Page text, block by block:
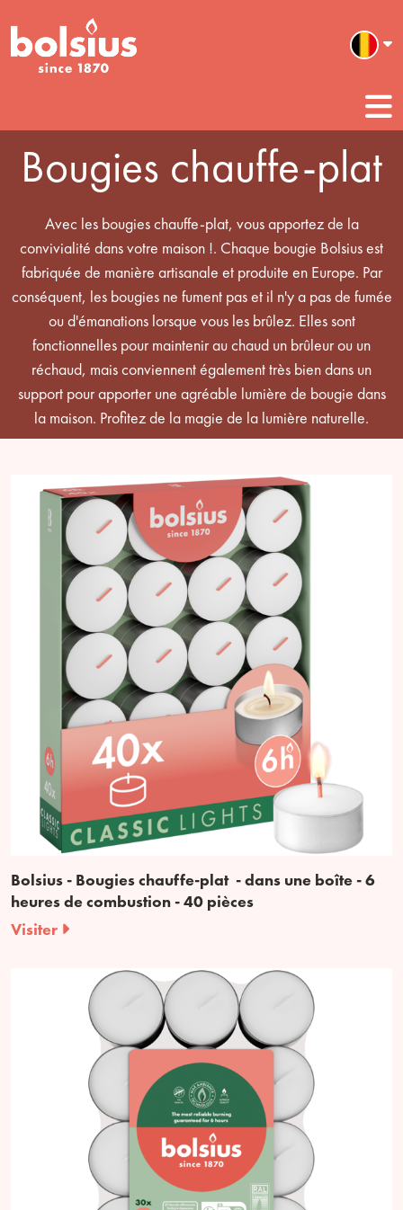
Bougies chauffe-plat
Avec les bougies chauffe-plat, vous apportez de la
convivialité dans votre maison !. Chaque bougie Bolsius est
fabriquée de manière artisanale et produite en Europe. Par
conséquent, les bougies ne fument pas et il n'y a pas de fumée
ou d'émanations lorsque vous les brûlez. Elles sont
fonctionnelles pour maintenir au chaud un brûleur ou un
réchaud, mais conviennent également très bien dans un
support pour apporter une agréable lumière de bougie dans
la maison. Profitez de la magie de la lumière naturelle.
Bolsius - Bougies chauffe-plat - dans une boîte - 6
heures de combustion - 40 pièces
Visiter